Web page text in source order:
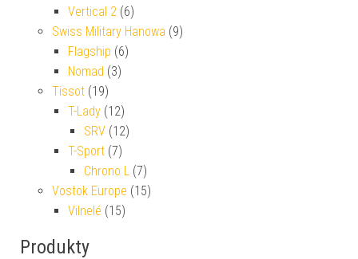
Vertical 2 (6)
Swiss Military Hanowa (9)
Flagship (6)
Nomad (3)
Tissot (19)
T-Lady (12)
SRV (12)
T-Sport (7)
Chrono L (7)
Vostok Europe (15)
Vilnelé (15)
Produkty